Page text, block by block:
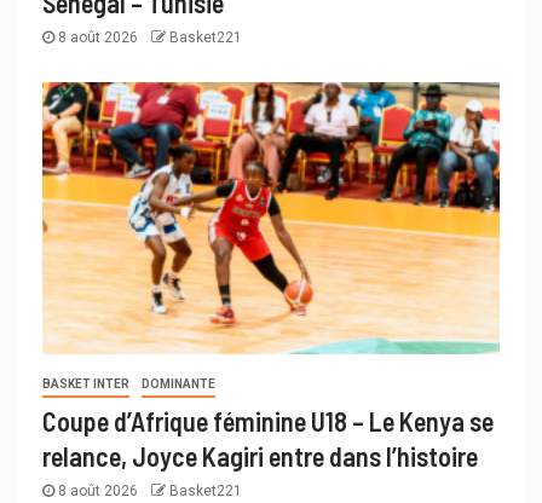
8 août 2026 Basket221
BASKET INTER DOMINANTE
Coupe d’Afrique féminine U18 – Le Kenya se
relance, Joyce Kagiri entre dans l’histoire
8 août 2026 Basket221